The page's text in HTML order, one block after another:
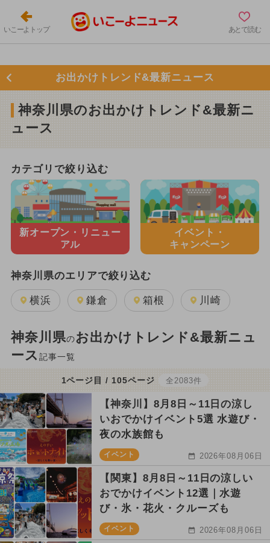
いこーよトップ あとで読む
お出かけトレンド&最新ニュース
神奈川県のお出かけトレンド&最新ニ
ュース
カテゴリで絞り込む
新オープン・ リニュー
アル
イベント・
キャンペーン
神奈川県のエリアで絞り込む
横浜 鎌倉 箱根 川崎
神奈川県のお出かけトレンド&最新ニュ
ース 記事一覧
1ページ目 / 105ページ 全2083件
【神奈川】8月8日～11日の涼し
いおでかけイベント5選 水遊び・
夜の水族館も
イベント 2026年08月06日
【関東】8月8日～11日の涼しい
おでかけイベント12選｜水遊
び・氷・花火・クルーズも
イベント 2026年08月06日